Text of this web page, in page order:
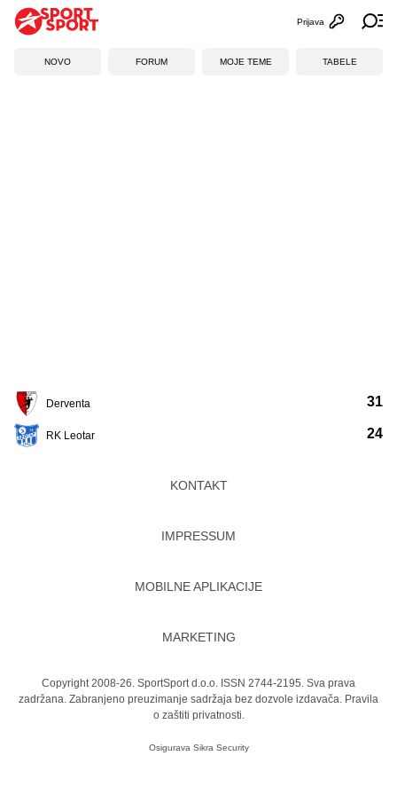
Otvori
Prijava
NOVO FORUM MOJE TEME TABELE
Derventa
RK Leotar
31
24
KONTAKT
IMPRESSUM
MOBILNE APLIKACIJE
MARKETING
Copyright 2008-26. SportSport d.o.o. ISSN 2744-2195. Sva prava
zadržana. Zabranjeno preuzimanje sadržaja bez dozvole izdavača. Pravila
o zaštiti privatnosti.
Osigurava Sikra Security